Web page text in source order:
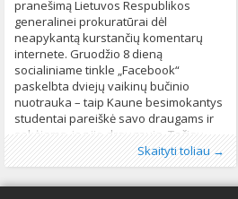
pranešimą Lietuvos Respublikos
generalinei prokuratūrai dėl
neapykantą kurstančių komentarų
internete. Gruodžio 8 dieną
socialiniame tinkle „Facebook“
paskelbta dviejų vaikinų bučinio
nuotrauka – taip Kaune besimokantys
studentai pareiškė savo draugams ir
sekėjams, jog jie draugauja. Tačiau
vieša nuotrauka sulaukė išskirtinio
visuomenės dėmesio – vieni
komentatoriai
Skaityti toliau →
Publikavo:Aliona, LGL
Kategorijos:Naujienos154
Žymos:diskriminacija,LGBT* asmenys,
Lietuvos Respublikos generalinė prokuratūra,
komentarai,neapykantos kurstymas,